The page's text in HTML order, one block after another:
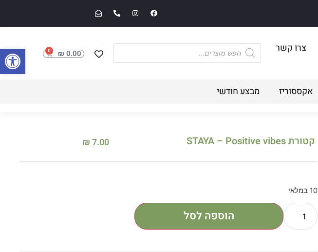
צרו קשר ₪ 0.00
0
אקססוריז מבצע חודשי
קטורת STAYA – Positive vibes ₪7.00
10 במלאי
הוספה לסל
פתח